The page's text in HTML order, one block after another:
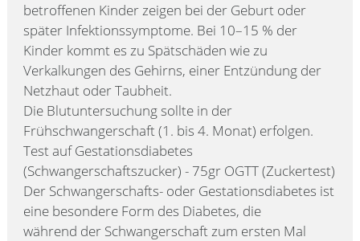
betroffenen Kinder zeigen bei der Geburt oder
später Infektionssymptome. Bei 10–15 % der
Kinder kommt es zu Spätschäden wie zu
Verkalkungen des Gehirns, einer Entzündung der
Netzhaut oder Taubheit.
Die Blutuntersuchung sollte in der
Frühschwangerschaft (1. bis 4. Monat) erfolgen.
Test auf Gestationsdiabetes
(Schwangerschaftszucker) - 75gr OGTT (Zuckertest)
Der Schwangerschafts- oder Gestationsdiabetes ist
eine besondere Form des Diabetes, die
während der Schwangerschaft zum ersten Mal